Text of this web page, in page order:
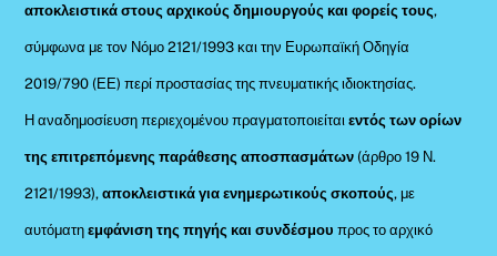
αποκλειστικά στους αρχικούς δημιουργούς και φορείς τους,
σύμφωνα με τον Νόμο 2121/1993 και την Ευρωπαϊκή Οδηγία
2019/790 (ΕΕ) περί προστασίας της πνευματικής ιδιοκτησίας.
Η αναδημοσίευση περιεχομένου πραγματοποιείταιεντός των ορίων
της επιτρεπόμενης παράθεσης αποσπασμάτων (άρθρο 19 Ν.
2121/1993), αποκλειστικά για ενημερωτικούς σκοπούς, με
αυτόματηεμφάνιση της πηγής και συνδέσμου προς το αρχικό